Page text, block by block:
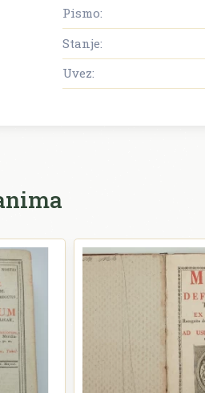
Pismo:
Stanje:
Uvez: